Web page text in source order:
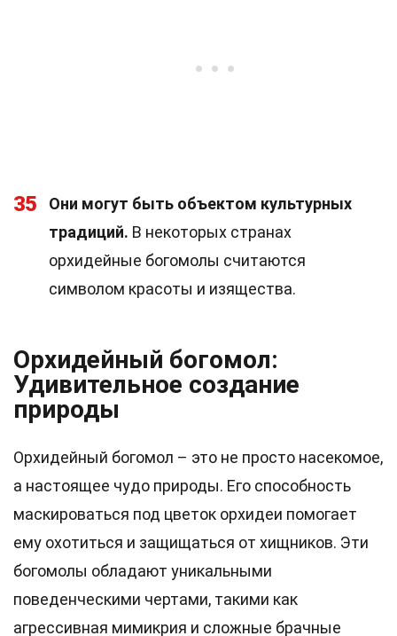
35
Они могут быть объектом культурных
традиций. В некоторых странах
орхидейные богомолы считаются
символом красоты и изящества.
Орхидейный богомол:
Удивительное создание
природы
Орхидейный богомол – это не просто насекомое,
а настоящее чудо природы. Его способность
маскироваться под цветок орхидеи помогает
ему охотиться и защищаться от хищников. Эти
богомолы обладают уникальными
поведенческими чертами, такими как
агрессивная мимикрия и сложные брачные